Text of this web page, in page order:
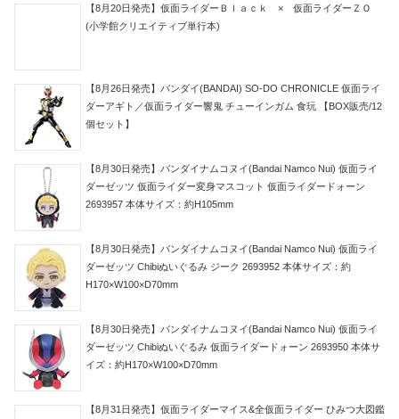
【8月20日発売】仮面ライダーＢｌａｃｋ × 仮面ライダーＺＯ
(小学館クリエイティブ単行本)
【8月26日発売】バンダイ(BANDAI) SO-DO CHRONICLE 仮面ライ
ダーアギト／仮面ライダー響鬼 チューインガム 食玩 【BOX販売/12
個セット】
【8月30日発売】バンダイナムコヌイ(Bandai Namco Nui) 仮面ライ
ダーゼッツ 仮面ライダー変身マスコット 仮面ライダードォーン
2693957 本体サイズ：約H105mm
【8月30日発売】バンダイナムコヌイ(Bandai Namco Nui) 仮面ライ
ダーゼッツ Chibiぬいぐるみ ジーク 2693952 本体サイズ：約
H170×W100×D70mm
【8月30日発売】バンダイナムコヌイ(Bandai Namco Nui) 仮面ライ
ダーゼッツ Chibiぬいぐるみ 仮面ライダードォーン 2693950 本体サ
イズ：約H170×W100×D70mm
【8月31日発売】仮面ライダーマイス&全仮面ライダー ひみつ大図鑑